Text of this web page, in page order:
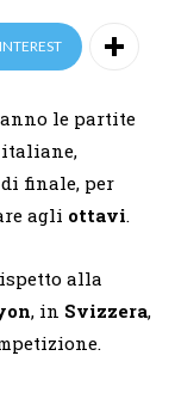
le partite
italiane,
finale, per
agli ottavi.
alla
, in Svizzera,